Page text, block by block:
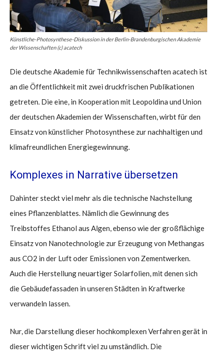
Künstliche-Photosynthese-Diskussion in der Berlin-Brandenburgischen Akademie
der Wissenschaften (c) acatech
Die deutsche Akademie für Technikwissenschaften acatech ist
an die Öffentlichkeit mit zwei druckfrischen Publikationen
getreten. Die eine, in Kooperation mit Leopoldina und Union
der deutschen Akademien der Wissenschaften, wirbt für den
Einsatz von künstlicher Photosynthese zur nachhaltigen und
klimafreundlichen Energiegewinnung.
Komplexes in Narrative übersetzen
Dahinter steckt viel mehr als die technische Nachstellung
eines Pflanzenblattes. Nämlich die Gewinnung des
Treibstoffes Ethanol aus Algen, ebenso wie der großflächige
Einsatz von Nanotechnologie zur Erzeugung von Methangas
aus CO2 in der Luft oder Emissionen von Zementwerken.
Auch die Herstellung neuartiger Solarfolien, mit denen sich
die Gebäudefassaden in unseren Städten in Kraftwerke
verwandeln lassen.
Nur, die Darstellung dieser hochkomplexen Verfahren gerät in
dieser wichtigen Schrift viel zu umständlich. Die